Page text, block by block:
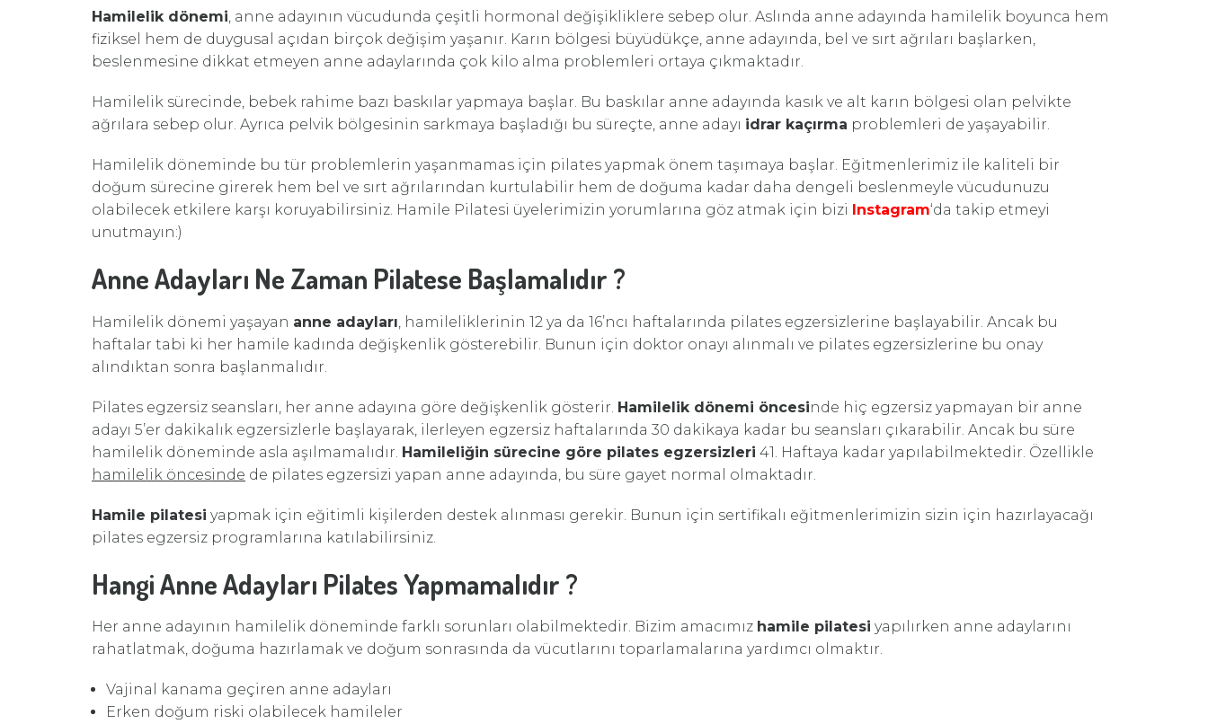
Hamilelik dönemi, anne adayının vücudunda çeşitli hormonal değişikliklere sebep olur. Aslında anne adayında hamilelik boyunca hem
fiziksel hem de duygusal açıdan birçok değişim yaşanır. Karın bölgesi büyüdükçe, anne adayında, bel ve sırt ağrıları başlarken,
beslenmesine dikkat etmeyen anne adaylarında çok kilo alma problemleri ortaya çıkmaktadır.
Hamilelik sürecinde, bebek rahime bazı baskılar yapmaya başlar. Bu baskılar anne adayında kasık ve alt karın bölgesi olan pelvikte
ağrılara sebep olur. Ayrıca pelvik bölgesinin sarkmaya başladığı bu süreçte, anne adayı idrar kaçırma problemleri de yaşayabilir.
Hamilelik döneminde bu tür problemlerin yaşanmamas için pilates yapmak önem taşımaya başlar. Eğitmenlerimiz ile kaliteli bir
doğum sürecine girerek hem bel ve sırt ağrılarından kurtulabilir hem de doğuma kadar daha dengeli beslenmeyle vücudunuzu
olabilecek etkilere karşı koruyabilirsiniz. Hamile Pilatesi üyelerimizin yorumlarına göz atmak için bizi
Instagram‘da takip etmeyi
unutmayın:)
Anne Adayları Ne Zaman Pilatese Başlamalıdır ?
Hamilelik dönemi yaşayan anne adayları , hamileliklerinin 12 ya da 16’ncı haftalarında pilates egzersizlerine başlayabilir. Ancak bu
haftalar tabi ki her hamile kadında değişkenlik gösterebilir. Bunun için doktor onayı alınmalı ve pilates egzersizlerine bu onay
alındıktan sonra başlanmalıdır.
Pilates egzersiz seansları, her anne adayına göre değişkenlik gösterir. Hamilelik dönemi öncesinde hiç egzersiz yapmayan bir anne
adayı 5’er dakikalık egzersizlerle başlayarak, ilerleyen egzersiz haftalarında 30 dakikaya kadar bu seansları çıkarabilir. Ancak bu süre
hamilelik döneminde asla aşılmamalıdır. Hamileliğin sürecine göre pilates egzersizleri 41. Haftaya kadar yapılabilmektedir. Özellikle
hamilelik öncesinde de pilates egzersizi yapan anne adayında, bu süre gayet normal olmaktadır.
Hamile pilatesi yapmak için eğitimli kişilerden destek alınması gerekir. Bunun için sertifikalı eğitmenlerimizin sizin için hazırlayacağı
pilates egzersiz programlarına katılabilirsiniz.
Hangi Anne Adayları Pilates Yapmamalıdır ?
Her anne adayının hamilelik döneminde farklı sorunları olabilmektedir. Bizim amacımız hamile pilatesi yapılırken anne adaylarını
rahatlatmak, doğuma hazırlamak ve doğum sonrasında da vücutlarını toparlamalarına yardımcı olmaktır.
Vajinal kanama geçiren anne adayları
Erken doğum riski olabilecek hamileler